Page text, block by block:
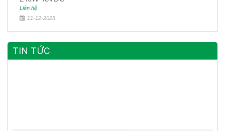
Liên hệ
11-12-2025
TIN TỨC